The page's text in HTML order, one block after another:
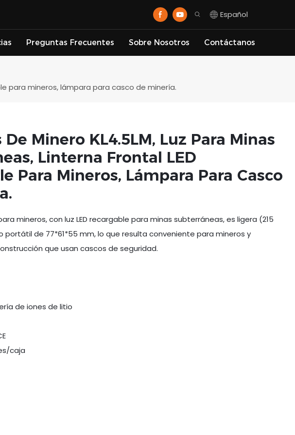
Español
Preguntas Frecuentes Sobre Nosotros Contáctanos
para mineros, lámpara para casco de minería.
Minero KL4.5LM, Luz Para Minas
Linterna Frontal LED
Para Mineros, Lámpara Para Casco
mineros, con luz LED recargable para minas subterráneas, es ligera (215
portátil de 77*61*55 mm, lo que resulta conveniente para mineros y
que usan cascos de seguridad.
de iones de litio
caja